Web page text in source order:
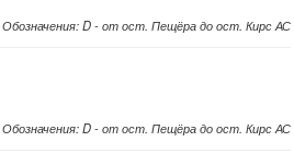
Обозначения: D - от ост. Пещёра до ост. Кирс АС
Обозначения: D - от ост. Пещёра до ост. Кирс АС